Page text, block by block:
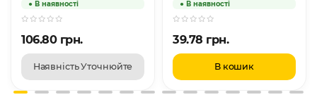
106.80 грн.
Наявність Уточнюйте
39.78 грн.
В кошик